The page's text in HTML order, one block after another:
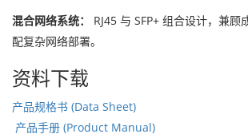
混合网络系统：
RJ45 与 SFP+ 组合设计，兼
配复杂网络部署。
资料下载
产品规格书 (Data Sheet)
产品手册 (Product Manual)